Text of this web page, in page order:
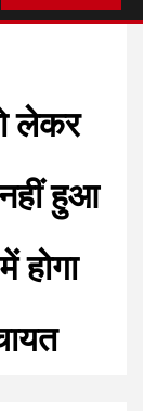
लेकर
नहीं हुआ
होगा